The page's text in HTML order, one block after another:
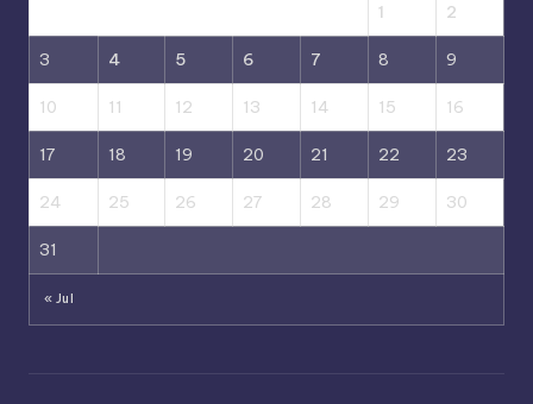
1 2
3 4 5 6 7 8 9
10 11 12 13 14 15 16
17 18 19 20 21 22 23
24 25 26 27 28 29 30
31
« Jul